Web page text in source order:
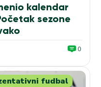
kalendar
sezone
0
fudbal